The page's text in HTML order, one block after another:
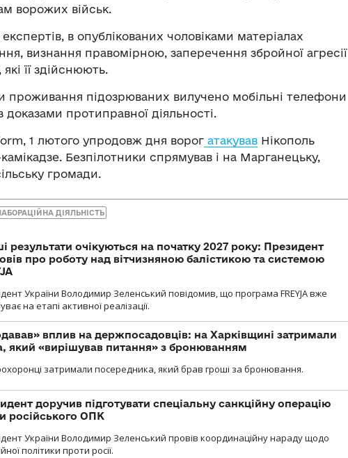
ворожих військ.
в опублікованих чоловіками матеріалах
визнання правомірною, заперечення збройної агресії
її здійснюють.
проживання підозрюваних вилучено мобільні телефони
доказами протиправної діяльності.
1 лютого упродовж дня ворог атакував Нікополь
Безпілотники спрямував і на Марганецьку,
громади.
ДІЯЛЬНІСТЬ
результати очікуються на початку 2027 року: Президент
про роботу над вітчизняною балістикою та системою
України Володимир Зеленський повідомив, що програма FREYJA вже
на етапі активної реалізації.
вплив на держпосадовців: на Харківщині затримали
який «вирішував питання» з бронюванням
затримали посередника, який брав гроші за бронювання.
доручив підготувати спеціальну санкційну операцію
російського ОПК
України Володимир Зеленський провів координаційну нараду щодо
політики проти росії.